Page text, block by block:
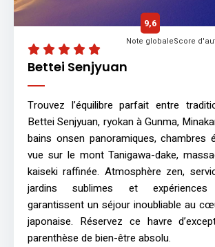
Bettei Senjyuan
9,6
Note globaleScore
Trouvez l’équilibre parfait entre
Bettei Senjyuan, ryokan à Gunma,
bains onsen panoramiques, chambres
vue sur le mont Tanigawa-dake,
kaiseki raffinée. Atmosphère zen,
jardins sublimes et expériences
garantissent un séjour inoubliable au
japonaise. Réservez ce havre
parenthèse de bien-être absolu.